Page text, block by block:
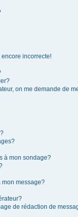
encore incorrecte!
on me demande de
à mon sondage?
mon message?
de rédaction de